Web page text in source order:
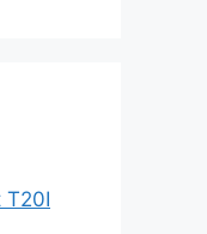
T20I